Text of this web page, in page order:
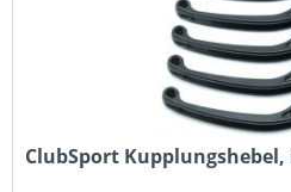
ClubSport